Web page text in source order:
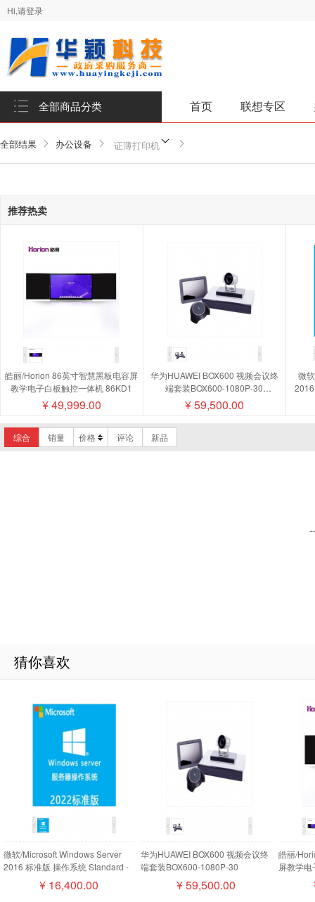
Hi,请登录
全部商品分类 首页 联想专区
全部结果 办公设备 证薄打印机
推荐热卖
皓丽/Horion 86英寸智慧黑板电容屏
教学电子白板触控一体机 86KD1
¥49,999.00
华为HUAWEI BOX600 视频会议终
端套装BOX600-1080P-30
camera200摄像机MIC500全向麦磁
盘阵列
¥59,500.00
微
综合 销量 价格 评论 新品
猜你喜欢
微软/Microsoft Windows Server
2016 标准版 操作系统 Standard -
16 Core License Pack
¥16,400.00
华为HUAWEI BOX600 视频会议终
端套装BOX600-1080P-30
camera200摄像机MIC500全向麦
¥59,500.00
皓丽/
屏教学